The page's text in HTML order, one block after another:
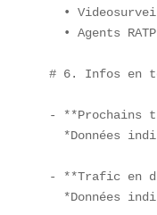
•
• Agents
# 6. Infos en
- **Prochains
*Données
- **Trafic en
*Données